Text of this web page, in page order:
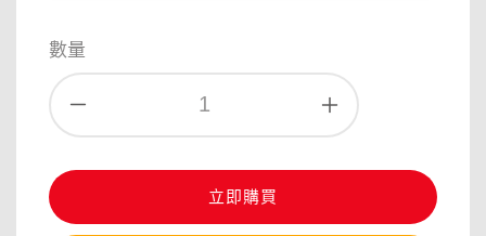
數量
立即購買